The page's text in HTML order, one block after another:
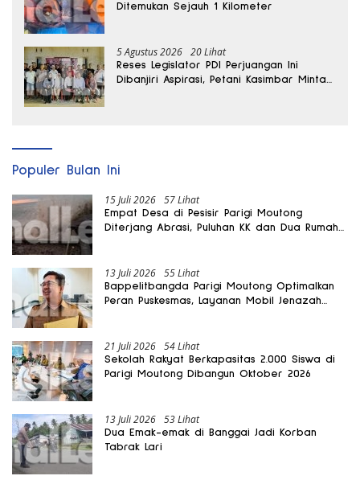
Ditemukan Sejauh 1 Kilometer
5 Agustus 2026 20 Lihat
Reses Legislator PDI Perjuangan Ini
Dibanjiri Aspirasi, Petani Kasimbar Minta
Populer Bulan Ini
15 Juli 2026 57 Lihat
Empat Desa di Pesisir Parigi Moutong
Diterjang Abrasi, Puluhan KK dan Dua Rumah
13 Juli 2026 55 Lihat
Bappelitbangda Parigi Moutong Optimalkan
Peran Puskesmas, Layanan Mobil Jenazah
21 Juli 2026 54 Lihat
Sekolah Rakyat Berkapasitas 2.000 Siswa di
Parigi Moutong Dibangun Oktober 2026
13 Juli 2026 53 Lihat
Dua Emak-emak di Banggai Jadi Korban
Tabrak Lari